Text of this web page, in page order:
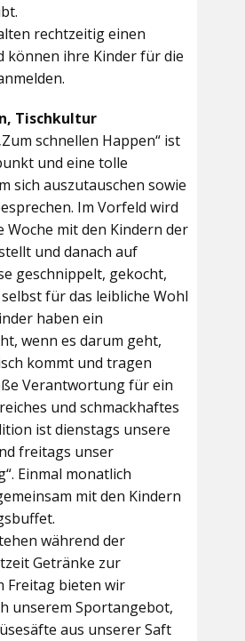
rechtzeitig einen
können ihre Kinder für die
Tischkultur
schnellen Happen“ ist
und eine tolle
sich auszutauschen sowie
Im Vorfeld wird
Woche mit den Kindern der
und danach auf
geschnippelt, gekocht,
für das leibliche Wohl
haben ein
wenn es darum geht,
kommt und tragen
Verantwortung für ein
und schmackhaftes
ist dienstags unsere
freitags unser
Einmal monatlich
mit den Kindern
während der
Getränke zur
Freitag bieten wir
unserem Sportangebot,
aus unserer Saft